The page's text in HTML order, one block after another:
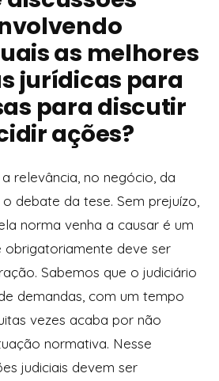
as melhores
jurídicas para
para discutir
ações?
relevância, no negócio, da
debate da tese. Sem prejuízo,
norma venha a causar é um
obrigatoriamente deve ser
Sabemos que o judiciário
demandas, com um tempo
vezes acaba por não
normativa. Nesse
judiciais devem ser